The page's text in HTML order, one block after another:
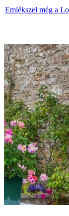
Emlékszel még a